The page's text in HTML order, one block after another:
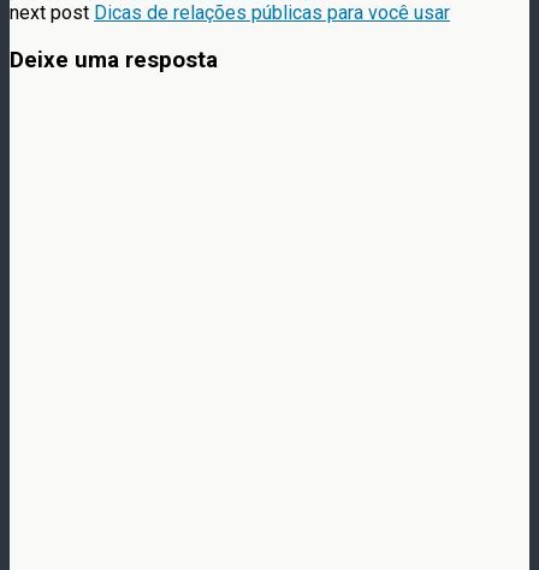
next post Dicas de relações públicas para você usar
Deixe uma resposta